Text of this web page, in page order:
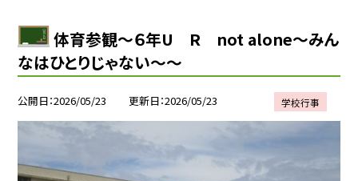
体育参観～６年U R not alone～みん
なはひとりじゃない～～
公開日 2026/05/23 更新日 2026/05/23 学校行事